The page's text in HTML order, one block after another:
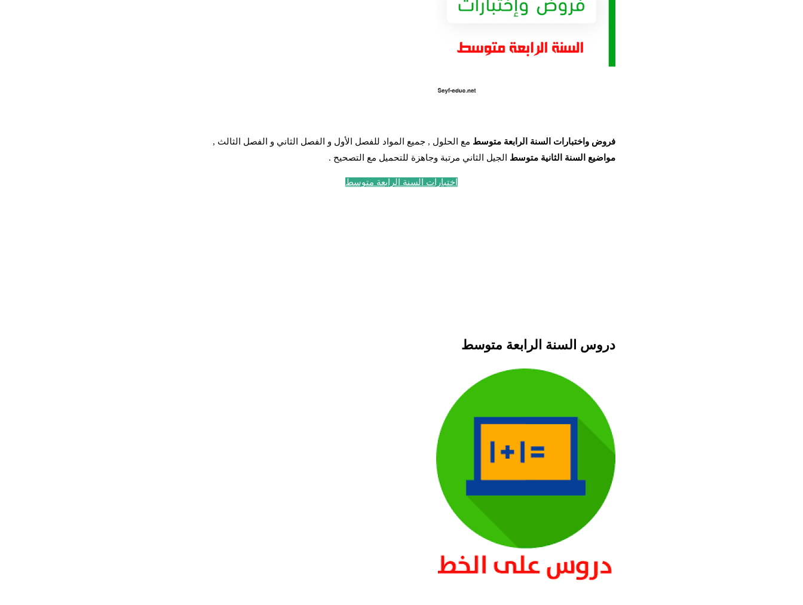
فروض واختبارات السنة الرابعة متوسط مع الحلول , جميع المواد للفصل الأول و الفصل الثاني و
الفصل الثالث ,
مواضيع السنة الثانية متوسط الجيل الثاني مرتبة وجاهزة للتحميل مع التصحيح .
اختبارات السنة الرابعة متوسط
دروس السنة الرابعة متوسط